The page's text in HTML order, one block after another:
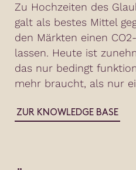
Zu Hochzeiten des
galt als bestes Mittel
den Märkten einen
lassen. Heute ist
das nur bedingt
mehr braucht, als nur
ZUR KNOWLEDGE BASE